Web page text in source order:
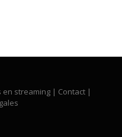
en streaming | Contact |